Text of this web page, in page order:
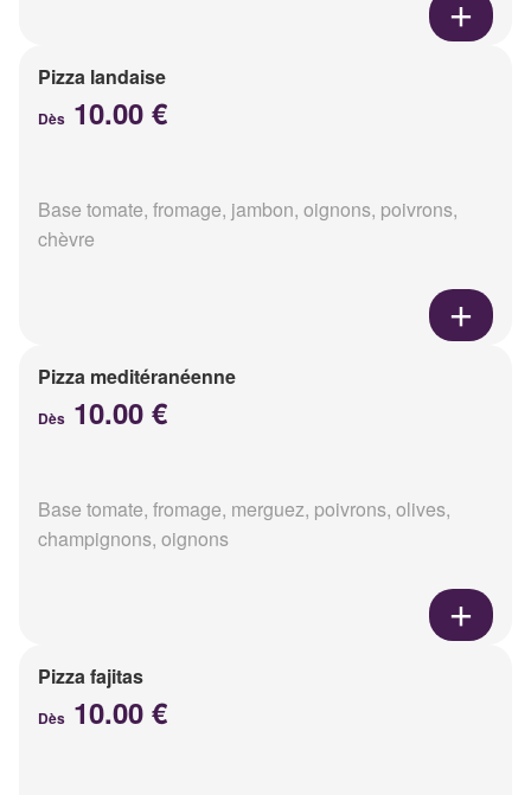
Pizza landaise
Dès 10.00 €
Base tomate, fromage, jambon, oignons, poivrons,
chèvre
Pizza meditéranéenne
Dès 10.00 €
Base tomate, fromage, merguez, poivrons, olives,
champignons, oignons
Pizza fajitas
Dès 10.00 €